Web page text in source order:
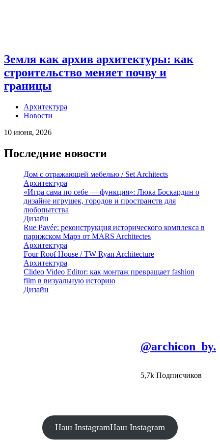
Земля как архив архитектуры: как
строительство меняет почву и
границы
Архитектура
Новости
10 июня, 2026
Последние новости
Дом с отражающей мебелью / Set Architects
Архитектура
«Игра сама по себе — функция»: Люка Боскардин о
дизайне игрушек, городов и пространств для
любопытства
Дизайн
Rue Pavée: реконструкция исторического комплекса в
парижском Марэ от MARS Architectes
Архитектура
Four Roof House / TW Ryan Architecture
Архитектура
Clideo Video Editor: как монтаж превращает fashion
film в визуальную историю
Дизайн
@archicon_by.
5,7k Подписчиков
Наш InstagramНаш Instagram